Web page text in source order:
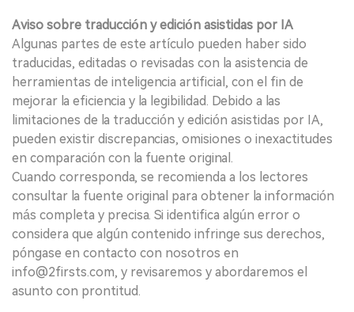
Aviso sobre traducción y edición asistidas por IA
Algunas partes de este artículo pueden haber sido
traducidas, editadas o revisadas con la asistencia de
herramientas de inteligencia artificial, con el fin de
mejorar la eficiencia y la legibilidad. Debido a las
limitaciones de la traducción y edición asistidas por IA,
pueden existir discrepancias, omisiones o inexactitudes
en comparación con la fuente original.
Cuando corresponda, se recomienda a los lectores
consultar la fuente original para obtener la información
más completa y precisa. Si identifica algún error o
considera que algún contenido infringe sus derechos,
póngase en contacto con nosotros en
info@2firsts.com, y revisaremos y abordaremos el
asunto con prontitud.